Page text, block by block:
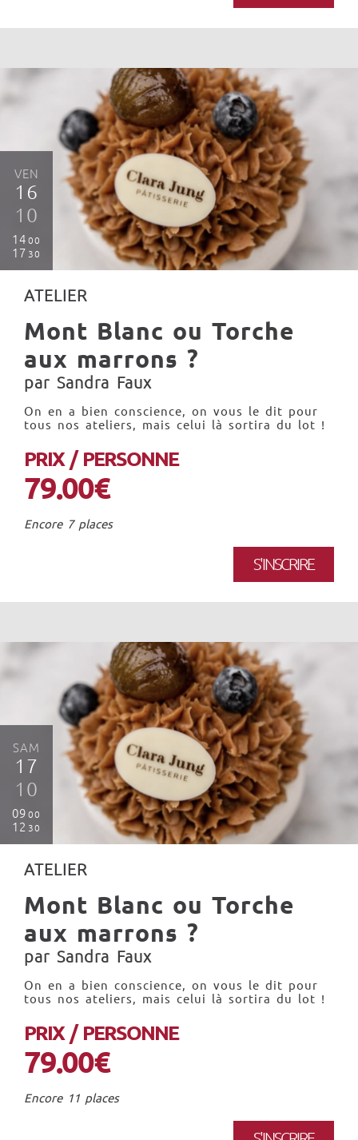
VEN
16
10
14 00
17 30
ATELIER
Mont Blanc ou Torche
aux marrons ?
par Sandra Faux
On en a bien conscience, on vous le dit pour
tous nos ateliers, mais celui là sortira du lot !
PRIX / PERSONNE
79.00€
Encore 7 places
S'INSCRIRE
SAM
17
10
09 00
12 30
ATELIER
Mont Blanc ou Torche
aux marrons ?
par Sandra Faux
On en a bien conscience, on vous le dit pour
tous nos ateliers, mais celui là sortira du lot !
PRIX / PERSONNE
79.00€
Encore 11 places